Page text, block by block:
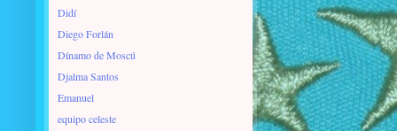
Didí
Diego Forlán
Dínamo de Moscú
Djalma Santos
Emanuel
equipo celeste